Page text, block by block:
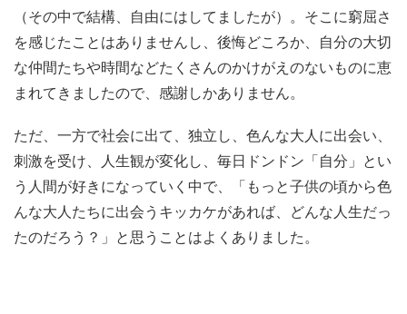
（その中で結構、自由にはしてましたが）。そこに窮屈さ
を感じたことはありませんし、後悔どころか、自分の大切
な仲間たちや時間などたくさんのかけがえのないものに恵
まれてきましたので、感謝しかありません。
ただ、一方で社会に出て、独立し、色んな大人に出会い、
刺激を受け、人生観が変化し、毎日ドンドン「自分」とい
う人間が好きになっていく中で、「もっと子供の頃から色
んな大人たちに出会うキッカケがあれば、どんな人生だっ
たのだろう？」と思うことはよくありました。